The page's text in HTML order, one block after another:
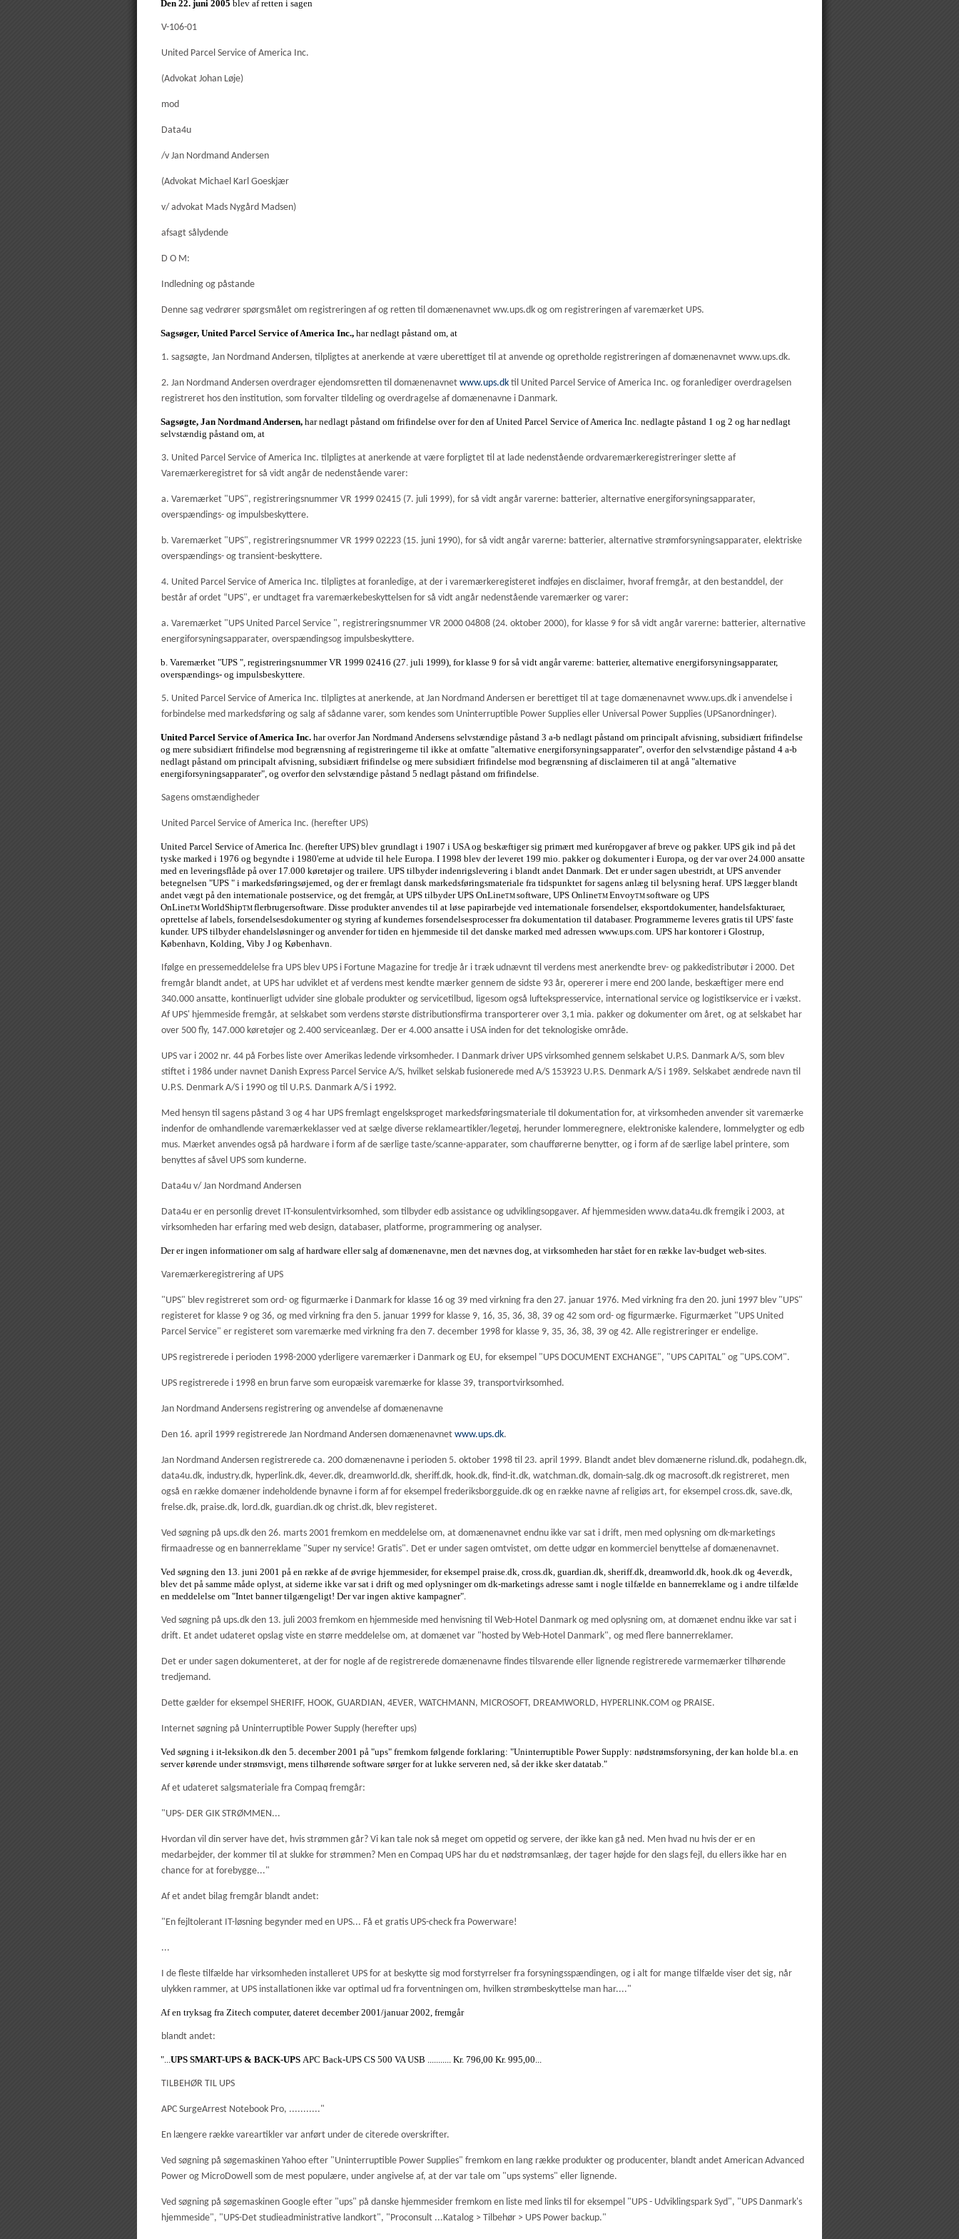
Den 22. juni 2005 blev af retten i sagen
V-106-01
United Parcel Service of America Inc.
(Advokat Johan Løje)
mod
Data4u
/v Jan Nordmand Andersen
(Advokat Michael Karl Goeskjær
v/ advokat Mads Nygård Madsen)
afsagt sålydende
D O M:
Indledning og påstande
Denne sag vedrører spørgsmålet om registreringen af og retten til domænenavnet ww.ups.dk og om registreringen af varemærket UPS.
Sagsøger, United Parcel Service of America Inc., har nedlagt påstand om, at
1. sagsøgte, Jan Nordmand Andersen, tilpligtes at anerkende at være uberettiget til at anvende og opretholde registreringen af domænenavnet www.ups.dk.
2. Jan Nordmand Andersen overdrager ejendomsretten til domænenavnet www.ups.dk til United Parcel Service of America Inc. og foranlediger overdragelsen
registreret hos den institution, som forvalter tildeling og overdragelse af domænenavne i Danmark.
Sagsøgte, Jan Nordmand Andersen, har nedlagt påstand om frifindelse over for den af United Parcel Service of America Inc. nedlagte påstand 1 og 2 og har nedlagt
selvstændig påstand om, at
3. United Parcel Service of America Inc. tilpligtes at anerkende at være forpligtet til at lade nedenstående ordvaremærkeregistreringer slette af
Varemærkeregistret for så vidt angår de nedenstående varer:
a. Varemærket "UPS", registreringsnummer VR 1999 02415 (7. juli 1999), for så vidt angår varerne: batterier, alternative energiforsyningsapparater,
overspændings- og impulsbeskyttere.
b. Varemærket "UPS", registreringsnummer VR 1999 02223 (15. juni 1990), for så vidt angår varerne: batterier, alternative strømforsyningsapparater, elektriske
overspændings- og transient-beskyttere.
4. United Parcel Service of America Inc. tilpligtes at foranledige, at der i varemærkeregisteret indføjes en disclaimer, hvoraf fremgår, at den bestanddel, der
består af ordet “UPS", er undtaget fra varemærkebeskyttelsen for så vidt angår nedenstående varemærker og varer:
a. Varemærket "UPS United Parcel Service ", registreringsnummer VR 2000 04808 (24. oktober 2000), for klasse 9 for så vidt angår varerne: batterier, alternative
energiforsyningsapparater, overspændingsog impulsbeskyttere.
b. Varemærket "UPS ", registreringsnummer VR 1999 02416 (27. juli 1999), for klasse 9 for så vidt angår varerne: batterier, alternative energiforsyningsapparater,
overspændings- og impulsbeskyttere.
5. United Parcel Service of America Inc. tilpligtes at anerkende, at Jan Nordmand Andersen er berettiget til at tage domænenavnet www.ups.dk i anvendelse i
forbindelse med markedsføring og salg af sådanne varer, som kendes som Uninterruptible Power Supplies eller Universal Power Supplies (UPSanordninger).
United Parcel Service of America Inc. har overfor Jan Nordmand Andersens selvstændige påstand 3 a-b nedlagt påstand om principalt afvisning, subsidiært frifindelse
og mere subsidiært frifindelse mod begrænsning af registreringerne til ikke at omfatte "alternative energiforsyningsapparater", overfor den selvstændige påstand 4 a-b
nedlagt påstand om principalt afvisning, subsidiært frifindelse og mere subsidiært frifindelse mod begrænsning af disclaimeren til at angå "alternative
energiforsyningsapparater", og overfor den selvstændige påstand 5 nedlagt påstand om frifindelse.
Sagens omstændigheder
United Parcel Service of America Inc. (herefter UPS)
United Parcel Service of America Inc. (herefter UPS) blev grundlagt i 1907 i USA og beskæftiger sig primært med kuréropgaver af breve og pakker. UPS gik ind på det
tyske marked i 1976 og begyndte i 1980'erne at udvide til hele Europa. I 1998 blev der leveret 199 mio. pakker og dokumenter i Europa, og der var over 24.000 ansatte
med en leveringsflåde på over 17.000 køretøjer og trailere. UPS tilbyder indenrigslevering i blandt andet Danmark. Det er under sagen ubestridt, at UPS anvender
betegnelsen "UPS " i markedsføringsøjemed, og der er fremlagt dansk markedsføringsmateriale fra tidspunktet for sagens anlæg til belysning heraf. UPS lægger blandt
andet vægt på den internationale postservice, og det fremgår, at UPS tilbyder UPS OnLineTM software, UPS OnlineTM EnvoyTM software og UPS
OnLineTM WorldShipTM flerbrugersoftware. Disse produkter anvendes til at løse papirarbejde ved internationale forsendelser, eksportdokumenter, handelsfakturaer,
oprettelse af labels, forsendelsesdokumenter og styring af kundernes forsendelsesprocesser fra dokumentation til databaser. Programmerne leveres gratis til UPS' faste
kunder. UPS tilbyder ehandelsløsninger og anvender for tiden en hjemmeside til det danske marked med adressen www.ups.com. UPS har kontorer i Glostrup,
København, Kolding, Viby J og København.
Ifølge en pressemeddelelse fra UPS blev UPS i Fortune Magazine for tredje år i træk udnævnt til verdens mest anerkendte brev- og pakkedistributør i 2000. Det
fremgår blandt andet, at UPS har udviklet et af verdens mest kendte mærker gennem de sidste 93 år, opererer i mere end 200 lande, beskæftiger mere end
340.000 ansatte, kontinuerligt udvider sine globale produkter og servicetilbud, ligesom også luftekspresservice, international service og logistikservice er i vækst.
Af UPS' hjemmeside fremgår, at selskabet som verdens største distributionsfirma transporterer over 3,1 mia. pakker og dokumenter om året, og at selskabet har
over 500 fly, 147.000 køretøjer og 2.400 serviceanlæg. Der er 4.000 ansatte i USA inden for det teknologiske område.
UPS var i 2002 nr. 44 på Forbes liste over Amerikas ledende virksomheder. I Danmark driver UPS virksomhed gennem selskabet U.P.S. Danmark A/S, som blev
stiftet i 1986 under navnet Danish Express Parcel Service A/S, hvilket selskab fusionerede med A/S 153923 U.P.S. Denmark A/S i 1989. Selskabet ændrede navn til
U.P.S. Denmark A/S i 1990 og til U.P.S. Danmark A/S i 1992.
Med hensyn til sagens påstand 3 og 4 har UPS fremlagt engelsksproget markedsføringsmateriale til dokumentation for, at virksomheden anvender sit varemærke
indenfor de omhandlende varemærkeklasser ved at sælge diverse reklameartikler/legetøj, herunder lommeregnere, elektroniske kalendere, lommelygter og edb
mus. Mærket anvendes også på hardware i form af de særlige taste/scanne-apparater, som chaufførerne benytter, og i form af de særlige label printere, som
benyttes af såvel UPS som kunderne.
Data4u v/ Jan Nordmand Andersen
Data4u er en personlig drevet IT-konsulentvirksomhed, som tilbyder edb assistance og udviklingsopgaver. Af hjemmesiden www.data4u.dk fremgik i 2003, at
virksomheden har erfaring med web design, databaser, platforme, programmering og analyser.
Der er ingen informationer om salg af hardware eller salg af domænenavne, men det nævnes dog, at virksomheden har stået for en række lav-budget web-sites.
Varemærkeregistrering af UPS
"UPS" blev registreret som ord- og figurmærke i Danmark for klasse 16 og 39 med virkning fra den 27. januar 1976. Med virkning fra den 20. juni 1997 blev "UPS"
registeret for klasse 9 og 36, og med virkning fra den 5. januar 1999 for klasse 9, 16, 35, 36, 38, 39 og 42 som ord- og figurmærke. Figurmærket "UPS United
Parcel Service" er registeret som varemærke med virkning fra den 7. december 1998 for klasse 9, 35, 36, 38, 39 og 42. Alle registreringer er endelige.
UPS registrerede i perioden 1998-2000 yderligere varemærker i Danmark og EU, for eksempel "UPS DOCUMENT EXCHANGE", "UPS CAPITAL" og "UPS.COM".
UPS registrerede i 1998 en brun farve som europæisk varemærke for klasse 39, transportvirksomhed.
Jan Nordmand Andersens registrering og anvendelse af domænenavne
Den 16. april 1999 registrerede Jan Nordmand Andersen domænenavnet www.ups.dk.
Jan Nordmand Andersen registrerede ca. 200 domænenavne i perioden 5. oktober 1998 til 23. april 1999. Blandt andet blev domænerne rislund.dk, podahegn.dk,
data4u.dk, industry.dk, hyperlink.dk, 4ever.dk, dreamworld.dk, sheriff.dk, hook.dk, find-it.dk, watchman.dk, domain-salg.dk og macrosoft.dk registreret, men
også en række domæner indeholdende bynavne i form af for eksempel frederiksborgguide.dk og en række navne af religiøs art, for eksempel cross.dk, save.dk,
frelse.dk, praise.dk, lord.dk, guardian.dk og christ.dk, blev registeret.
Ved søgning på ups.dk den 26. marts 2001 fremkom en meddelelse om, at domænenavnet endnu ikke var sat i drift, men med oplysning om dk-marketings
firmaadresse og en bannerreklame "Super ny service! Gratis". Det er under sagen omtvistet, om dette udgør en kommerciel benyttelse af domænenavnet.
Ved søgning den 13. juni 2001 på en række af de øvrige hjemmesider, for eksempel praise.dk, cross.dk, guardian.dk, sheriff.dk, dreamworld.dk, hook.dk og 4ever.dk,
blev det på samme måde oplyst, at siderne ikke var sat i drift og med oplysninger om dk-marketings adresse samt i nogle tilfælde en bannerreklame og i andre tilfælde
en meddelelse om "Intet banner tilgængeligt! Der var ingen aktive kampagner".
Ved søgning på ups.dk den 13. juli 2003 fremkom en hjemmeside med henvisning til Web-Hotel Danmark og med oplysning om, at domænet endnu ikke var sat i
drift. Et andet udateret opslag viste en større meddelelse om, at domænet var "hosted by Web-Hotel Danmark", og med flere bannerreklamer.
Det er under sagen dokumenteret, at der for nogle af de registrerede domænenavne findes tilsvarende eller lignende registrerede varmemærker tilhørende
tredjemand.
Dette gælder for eksempel SHERIFF, HOOK, GUARDIAN, 4EVER, WATCHMANN, MICROSOFT, DREAMWORLD, HYPERLINK.COM og PRAISE.
Internet søgning på Uninterruptible Power Supply (herefter ups)
Ved søgning i it-leksikon.dk den 5. december 2001 på "ups" fremkom følgende forklaring: "Uninterruptible Power Supply: nødstrømsforsyning, der kan holde bl.a. en
server kørende under strømsvigt, mens tilhørende software sørger for at lukke serveren ned, så der ikke sker datatab."
Af et udateret salgsmateriale fra Compaq fremgår:
"UPS- DER GIK STRØMMEN...
Hvordan vil din server have det, hvis strømmen går? Vi kan tale nok så meget om oppetid og servere, der ikke kan gå ned. Men hvad nu hvis der er en
medarbejder, der kommer til at slukke for strømmen? Men en Compaq UPS har du et nødstrømsanlæg, der tager højde for den slags fejl, du ellers ikke har en
chance for at forebygge..."
Af et andet bilag fremgår blandt andet:
"En fejltolerant IT-løsning begynder med en UPS... Få et gratis UPS-check fra Powerware!
...
I de fleste tilfælde har virksomheden installeret UPS for at beskytte sig mod forstyrrelser fra forsyningsspændingen, og i alt for mange tilfælde viser det sig, når
ulykken rammer, at UPS installationen ikke var optimal ud fra forventningen om, hvilken strømbeskyttelse man har...."
Af en tryksag fra Zitech computer, dateret december 2001/januar 2002, fremgår
blandt andet:
"...UPS SMART-UPS & BACK-UPS APC Back-UPS CS 500 VA USB ........... Kr. 796,00 Kr. 995,00...
TILBEHØR TIL UPS
APC SurgeArrest Notebook Pro, ..........."
En længere række vareartikler var anført under de citerede overskrifter.
Ved søgning på søgemaskinen Yahoo efter "Uninterruptible Power Supplies" fremkom en lang række produkter og producenter, blandt andet American Advanced
Power og MicroDowell som de mest populære, under angivelse af, at der var tale om "ups systems" eller lignende.
Ved søgning på søgemaskinen Google efter "ups" på danske hjemmesider fremkom en liste med links til for eksempel "UPS - Udviklingspark Syd", "UPS Danmark's
hjemmeside", "UPS-Det studieadministrative landkort", "Proconsult ...Katalog > Tilbehør > UPS Power backup."